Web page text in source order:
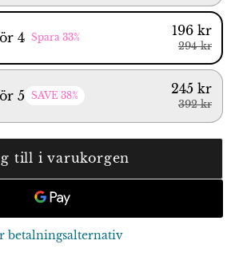
4 Spara 33% 196 kr
294 kr
5 SAVE 38% 245 kr
392 kr
till i varukorgen
betalningsalternativ